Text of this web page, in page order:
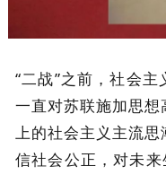
“二战”之前，社会
一直对苏联施加思
上的社会主义主流
信社会公正，对未